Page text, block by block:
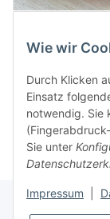
53,70 € pro 1
Wie wir
Durch Klicken
Einsatz
notwendig. Sie
Sie unter
Impressum